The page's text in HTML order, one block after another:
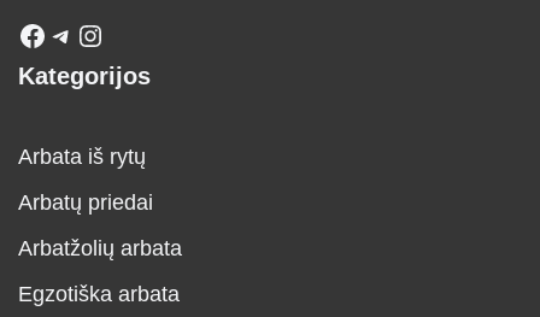
Kategorijos
Arbata iš rytų
Arbatų priedai
Arbatžolių arbata
Egzotiška arbata